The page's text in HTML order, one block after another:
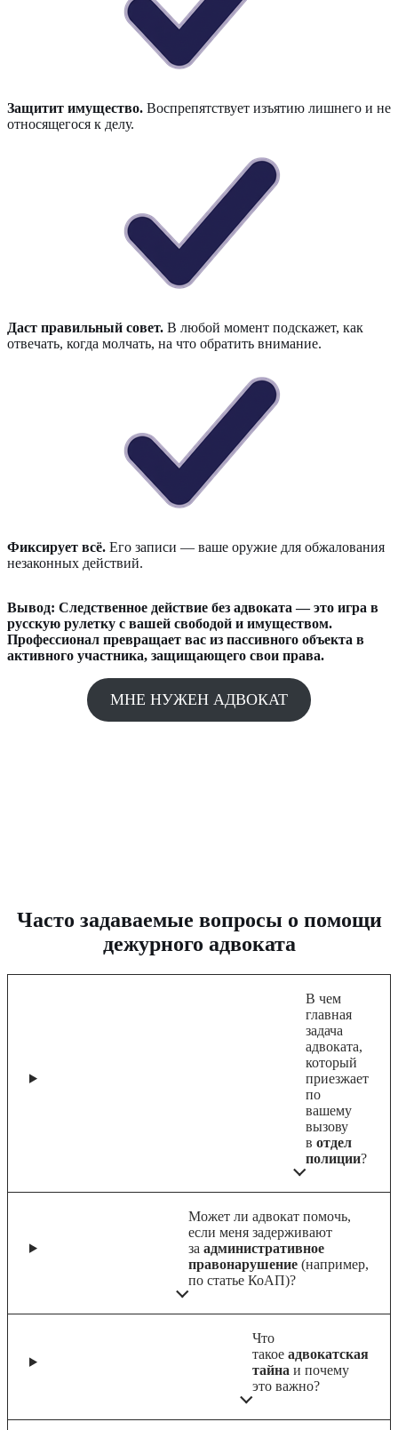
Защитит имущество. Воспрепятствует изъятию лишнего и не
относящегося к делу.
Даст правильный совет. В любой момент подскажет, как
отвечать, когда молчать, на что обратить внимание.
Фиксирует всё. Его записи — ваше оружие для обжалования
незаконных действий.
Вывод: Следственное действие без адвоката — это игра в
русскую рулетку с вашей свободой и имуществом.
Профессионал превращает вас из пассивного объекта в
активного участника, защищающего свои права.
МНЕ НУЖЕН АДВОКАТ
Часто задаваемые вопросы о помощи
дежурного адвоката
В чем
главная
задача
адвоката,
который
приезжает
по
вашему
вызову
в отдел
полиции?
Может ли адвокат помочь,
если меня задерживают
за административное
правонарушение (например,
по статье КоАП)?
Что
такое адвокатская
тайна и почему
это важно?